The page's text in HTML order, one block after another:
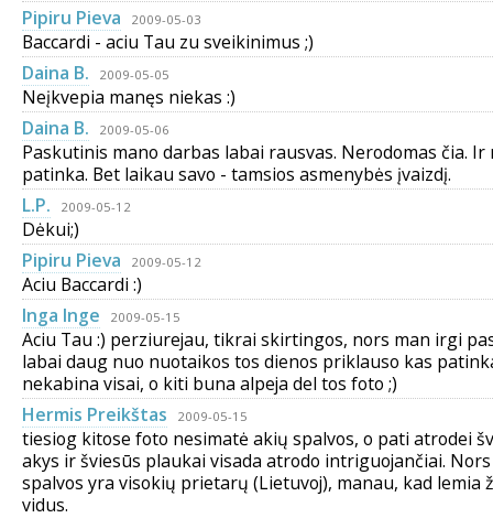
Pipiru Pieva
2009-05-03
Baccardi - aciu Tau zu sveikinimus ;)
Daina B.
2009-05-05
Neįkvepia manęs niekas :)
Daina B.
2009-05-06
Paskutinis mano darbas labai rausvas. Nerodomas čia. Ir
patinka. Bet laikau savo - tamsios asmenybės įvaizdį.
L.P.
2009-05-12
Dėkui;)
Pipiru Pieva
2009-05-12
Aciu Baccardi :)
Inga Inge
2009-05-15
Aciu Tau :) perziurejau, tikrai skirtingos, nors man irgi
labai daug nuo nuotaikos tos dienos priklauso kas
nekabina visai, o kiti buna alpeja del tos foto ;)
Hermis Preikštas
2009-05-15
tiesiog kitose foto nesimatė akių spalvos, o pati atrodei
akys ir šviesūs plaukai visada atrodo intriguojančiai.
spalvos yra visokių prietarų (Lietuvoj), manau, kad lemia
vidus.